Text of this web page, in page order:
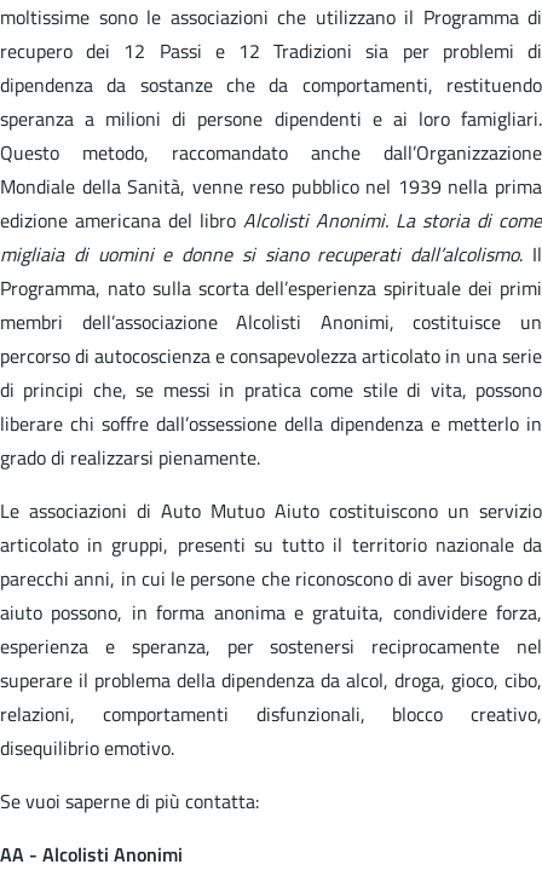
moltissime sono le associazioni che utilizzano il Programma di
recupero dei 12 Passi e 12 Tradizioni sia per problemi di
dipendenza da sostanze che da comportamenti, restituendo
speranza a milioni di persone dipendenti e ai loro famigliari.
Questo metodo, raccomandato anche dall’Organizzazione
Mondiale della Sanità, venne reso pubblico nel 1939 nella prima
edizione americana del libro Alcolisti Anonimi. La storia di come
migliaia di uomini e donne si siano recuperati dall’alcolismo. Il
Programma, nato sulla scorta dell’esperienza spirituale dei primi
membri dell’associazione Alcolisti Anonimi, costituisce un
percorso di autocoscienza e consapevolezza articolato in una serie
di principi che, se messi in pratica come stile di vita, possono
liberare chi soffre dall’ossessione della dipendenza e metterlo in
grado di realizzarsi pienamente.
Le associazioni di Auto Mutuo Aiuto costituiscono un servizio
articolato in gruppi, presenti su tutto il territorio nazionale da
parecchi anni, in cui le persone che riconoscono di aver bisogno di
aiuto possono, in forma anonima e gratuita, condividere forza,
esperienza e speranza, per sostenersi reciprocamente nel
superare il problema della dipendenza da alcol, droga, gioco, cibo,
relazioni, comportamenti disfunzionali, blocco creativo,
disequilibrio emotivo.
Se vuoi saperne di più contatta:
AA - Alcolisti Anonimi